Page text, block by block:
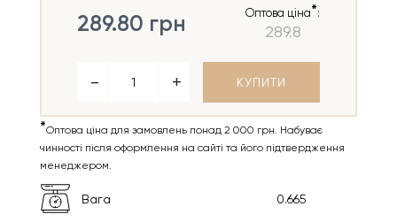
289.80 грн Оптова ціна*:
289.8
КУПИТИ
*Оптова ціна для замовлень понад 2 000 грн. Набуває
чинності після оформлення на сайті та його підтвердження
менеджером.
Вага 0.665